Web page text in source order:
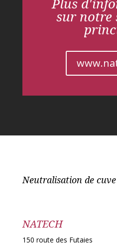
sur notre
Neutralisation de
NATECH
150 route des Futaies